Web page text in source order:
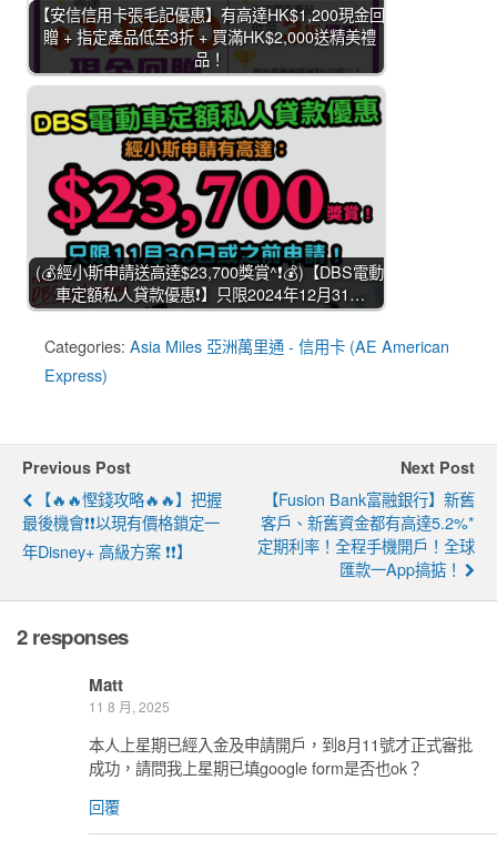
【安信信用卡張毛記優惠】有高達HK$1,200現金回
贈 + 指定產品低至3折 + 買滿HK$2,000送精美禮
品！
(💰經小斯申請送高達$23,700獎賞^❗💰)【DBS電動
車定額私人貸款優惠❗】只限2024年12月31…
Categories: Asia Miles 亞洲萬里通 - 信用卡 (AE American
Express)
Previous Post
【🔥🔥慳錢攻略🔥🔥】把握
最後機會❗❗以現有價格鎖定一
年Disney+ 高級方案 ❗❗】
Next Post
【Fusion Bank富融銀行】新舊
客戶、新舊資金都有高達5.2%*
定期利率！全程手機開戶！全球
匯款一App搞掂！
2 responses
Matt
11 8 月, 2025
本人上星期已經入金及申請開戶，到8月11號才正式審批
成功，請問我上星期已填google form是否也ok？
回覆